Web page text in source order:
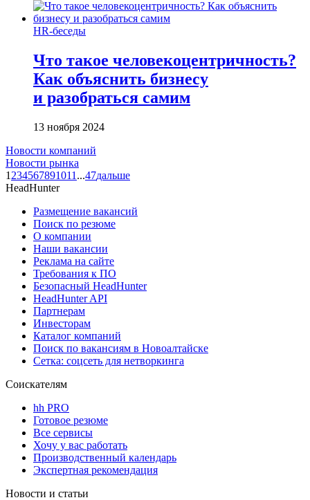
HR-беседы
Что такое человеко­центричность?
Как объяснить бизнесу
и разобраться самим
13 ноября 2024
Новости компаний
Новости рынка
1 234567891011 ...47дальше
HeadHunter
Размещение вакансий
Поиск по резюме
О компании
Наши вакансии
Реклама на сайте
Требования к ПО
Безопасный HeadHunter
HeadHunter API
Партнерам
Инвесторам
Каталог компаний
Поиск по вакансиям в Новоалтайске
Сетка: соцсеть для нетворкинга
Соискателям
hh PRO
Готовое резюме
Все сервисы
Хочу у вас работать
Производственный календарь
Экспертная рекомендация
Новости и статьи